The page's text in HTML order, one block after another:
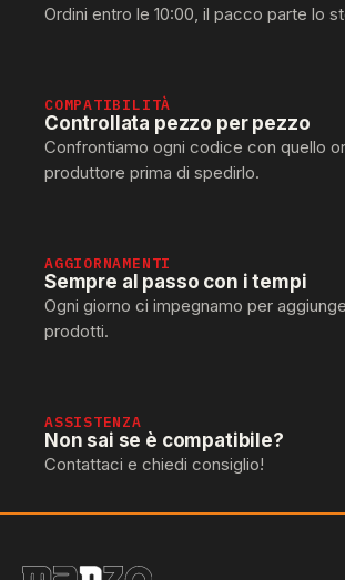
Ordini entro le 10:00, il pacco parte lo
COMPATIBILITÀ
Controllata pezzo per pezzo
Confrontiamo ogni codice con quello
produttore prima di spedirlo.
AGGIORNAMENTI
Sempre al passo con i tempi
Ogni giorno ci impegnamo per
prodotti.
ASSISTENZA
Non sai se è compatibile?
Contattaci e chiedi consiglio!